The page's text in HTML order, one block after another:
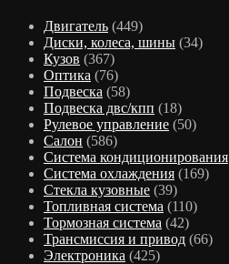
Двигатель (449)
Диски, колеса, шины (34)
Кузов (367)
Оптика (76)
Подвеска (58)
Подвеска двс/кпп (18)
Рулевое управление (50)
Салон (586)
Система кондиционирования
Система охлаждения (169)
Стекла кузовные (39)
Топливная система (110)
Тормозная система (42)
Трансмиссия и привод (66)
Электроника (425)